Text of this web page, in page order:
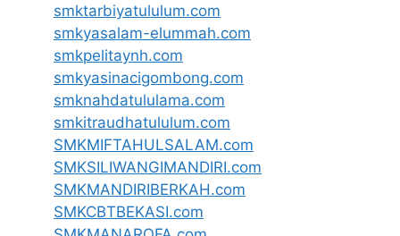
smktarbiyatululum.com
smkyasalam-elummah.com
smkpelitaynh.com
smkyasinacigombong.com
smknahdatululama.com
smkitraudhatululum.com
SMKMIFTAHULSALAM.com
SMKSILIWANGIMANDIRI.com
SMKMANDIRIBERKAH.com
SMKCBTBEKASI.com